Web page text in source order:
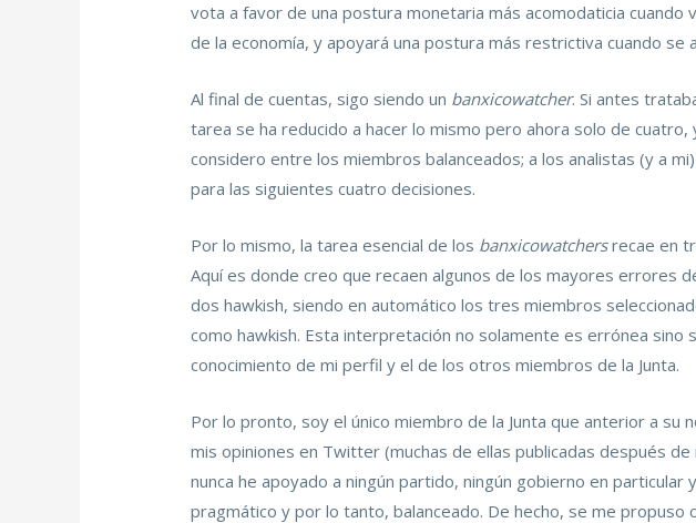
vota a favor de una postura monetaria más acomodaticia
de la economía, y apoyará una postura más restrictiva cuando se
Al final de cuentas, sigo siendo un banxicowatcher. Si antes
tarea se ha reducido a hacer lo mismo pero ahora solo de
considero entre los miembros balanceados; a los analistas (y a
para las siguientes cuatro decisiones.
Por lo mismo, la tarea esencial de los banxicowatchersrecae en
Aquí es donde creo que recaen algunos de los mayores errores
dos hawkish, siendo en automático los tres miembros
como hawkish. Esta interpretación no solamente es errónea
conocimiento de mi perfil y el de los otros miembros de la Junta.
Por lo pronto, soy el único miembro de la Junta que anterior a su
mis opiniones en Twitter (muchas de ellas publicadas después
nunca he apoyado a ningún partido, ningún gobierno en
pragmático y por lo tanto, balanceado. De hecho, se me